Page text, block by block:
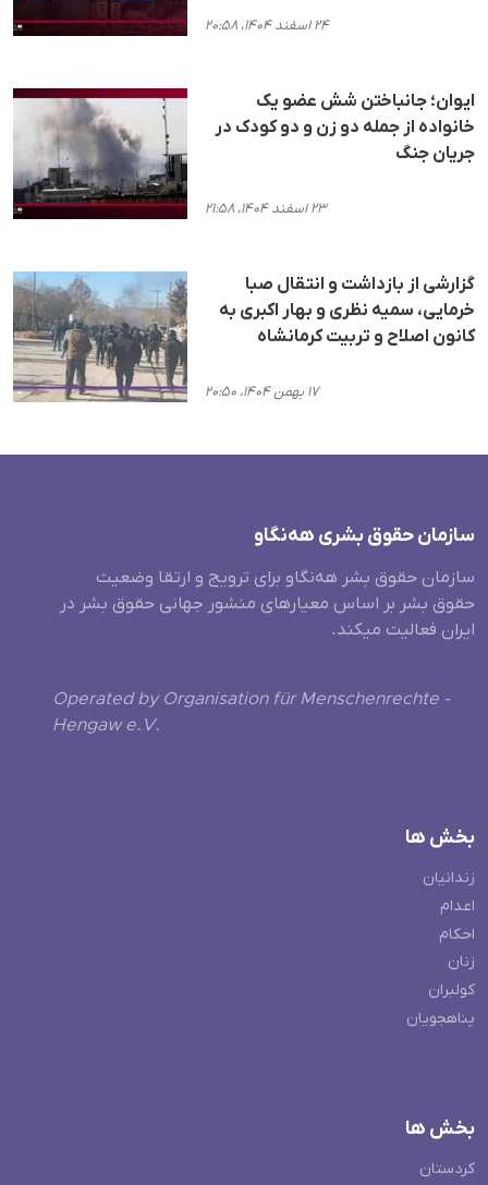
۲۴ اسفند ۱۴۰۴، ۲۰:۵۸
ایوان؛ جانباختن شش عضو یک
خانوادە از جملە دو زن و دو کودک در
جریان جنگ
۲۳ اسفند ۱۴۰۴، ۲۱:۵۸
گزارشی از بازداشت و انتقال صبا
خرمایی، سمیه نظری و بهار اکبری بە
کانون اصلاح و تربیت کرمانشاه
۱۷ بهمن ۱۴۰۴، ۲۰:۵۰
سازمان حقوق بشری هەنگاو
سازمان حقوق بشر هه‌نگاو برای ترویج و ارتقا وضعیت
حقوق بشر بر اساس معیارهای منشور جهانی حقوق بشر در
ایران فعالیت میکند.
Operated by Organisation für Menschenrechte -
Hengaw e.V.
بخش ها
زندانیان
اعدام
احکام
زنان
کولبران
پناهجویان
بخش ها
کردستان